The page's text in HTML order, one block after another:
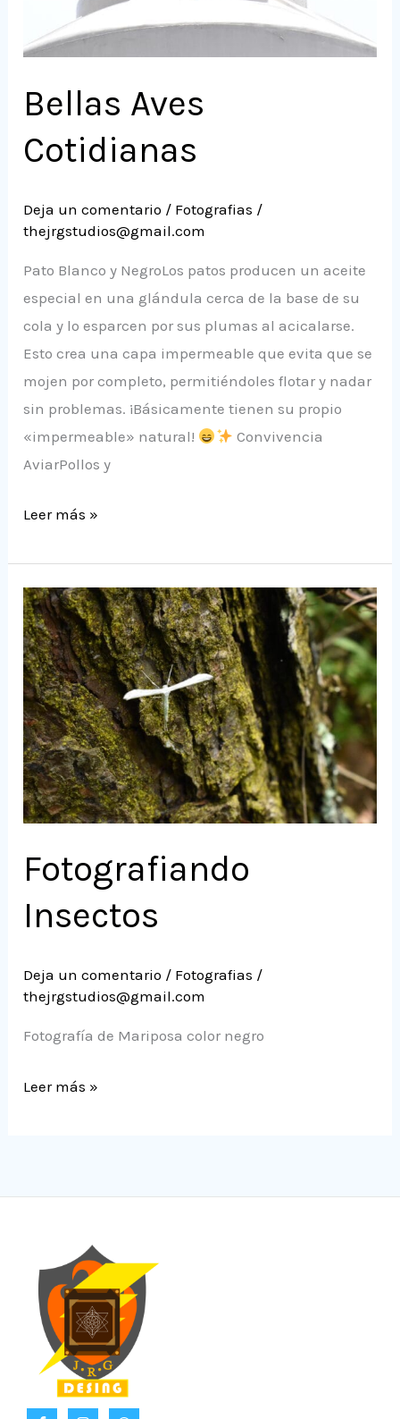
Bellas Aves
Cotidianas
Deja un comentario / Fotografias /
thejrgstudios@gmail.com
Pato Blanco y NegroLos patos producen un aceite
especial en una glándula cerca de la base de su
cola y lo esparcen por sus plumas al acicalarse.
Esto crea una capa impermeable que evita que se
mojen por completo, permitiéndoles flotar y nadar
sin problemas. ¡Básicamente tienen su propio
«impermeable» natural!
Convivencia
AviarPollos y
Leer más »
Fotografiando
Insectos
Deja un comentario / Fotografias /
thejrgstudios@gmail.com
Fotografía de Mariposa color negro
Fotografiando
Insectos
Leer más »